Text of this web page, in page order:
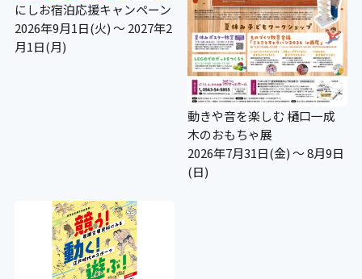
にしお宿泊応援キャンペーン
2026年9月1日(火) ～ 2027年2
月1日(月)
動きや音を楽しむ 樋口一成
木のおもちゃ展
2026年7月31日(金) ～ 8月9日
(日)